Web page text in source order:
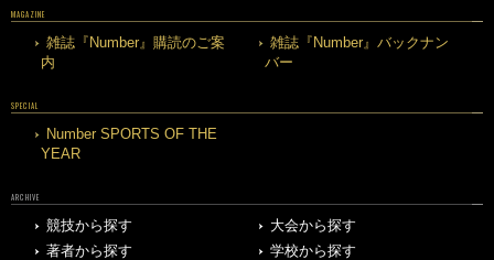
MAGAZINE
雑誌『Number』購読のご案
内
雑誌『Number』バックナン
バー
SPECIAL
Number SPORTS OF THE
YEAR
ARCHIVE
競技から探す
大会から探す
著者から探す
学校から探す